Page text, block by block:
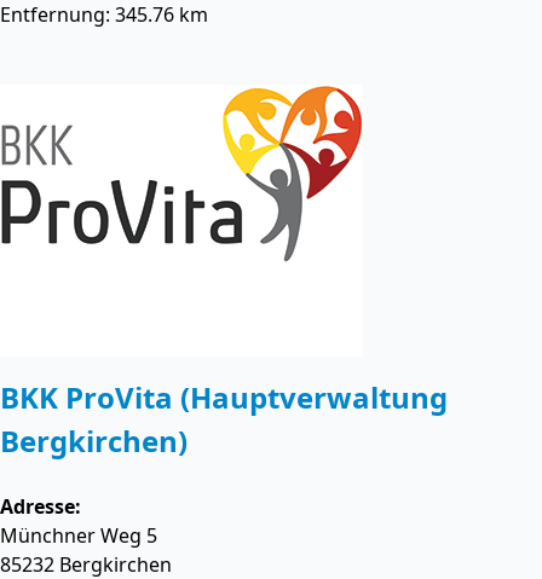
Entfernung: 345.76 km
BKK ProVita (Hauptverwaltung
Bergkirchen)
Adresse:
Münchner Weg 5
85232 Bergkirchen